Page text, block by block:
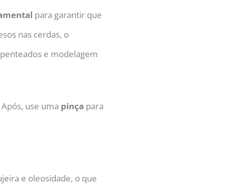
para garantir que
nas cerdas, o
e modelagem
use uma pinça para
e oleosidade, o que